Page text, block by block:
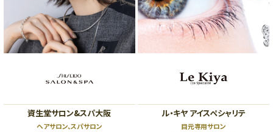
資生堂サロン&スパ大阪
ヘアサロン、スパサロン
ル・キヤ アイスペシャリテ
目元専用サロン